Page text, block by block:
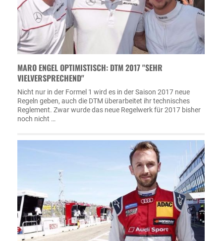
MARO ENGEL OPTIMISTISCH: DTM 2017 "SEHR
VIELVERSPRECHEND"
Nicht nur in der Formel 1 wird es in der Saison 2017 neue
Regeln geben, auch die DTM überarbeitet ihr technisches
Reglement. Zwar wurde das neue Regelwerk für 2017 bisher
noch nicht …